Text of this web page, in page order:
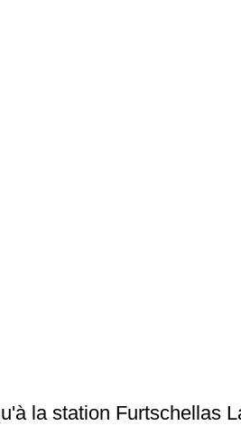
la station Furtschellas